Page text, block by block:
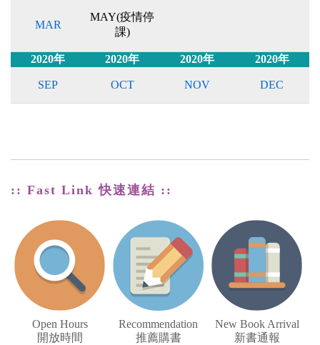
MAR
MAY(疫情停
課)
2020年 2020年 2020年 2020年
SEP OCT NOV DEC
:: Fast Link 快速連結 ::
Open Hours
開放時間
Recommendation
推薦購書
New Book Arrival
新書通報